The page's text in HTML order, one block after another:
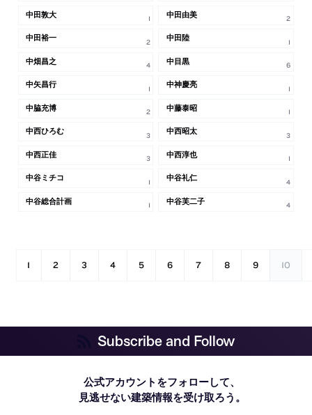
中田敦大 1 中田由美 2
中田裕一 2 中田陸 1
中畑昌之 4 中目黒 6
中矢昌行 1 中神慶亮 1
中脇充博 2 中藤泰昭 1
中西ひろむ 3 中西昭太 3
中西正佳 3 中西淳也 1
中谷ミチコ 1 中谷礼仁 4
中谷総合計画 1 中谷芙二子 4
1 2 3 4 5 6 7 8 9 10
Subscribe and Follow
公式アカウントをフォローして、
見逃せない建築情報を受け取ろう。